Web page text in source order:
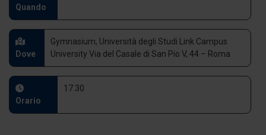
Quando
Dove
Gymnasium, Università degli Studi Link Campus
University Via del Casale di San Pio V, 44 – Roma
Orario
17.30